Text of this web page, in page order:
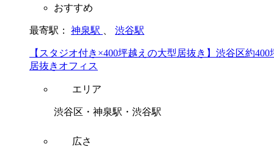
おすすめ
最寄駅： 神泉駅 、 渋谷駅
【スタジオ付き×400坪越えの大型居抜き】渋谷区約400
居抜きオフィス
エリア
渋谷区・神泉駅・渋谷駅
広さ